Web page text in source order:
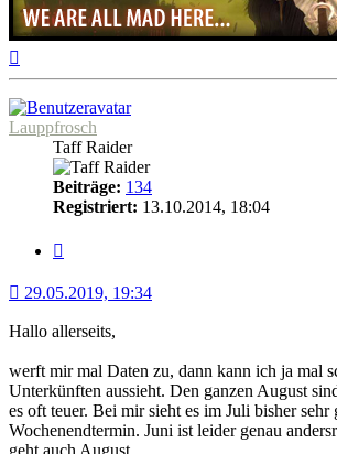
Lauppfrosch
Taff Raider
Beiträge: 134
Registriert: 13.10.2014, 18:04
29.05.2019, 19:34
Hallo allerseits,
werft mir mal Daten zu, dann kann ich ja mal
Unterkünften aussieht. Den ganzen August
es oft teuer. Bei mir sieht es im Juli bisher sehr
Wochenendtermin. Juni ist leider genau
geht auch August.